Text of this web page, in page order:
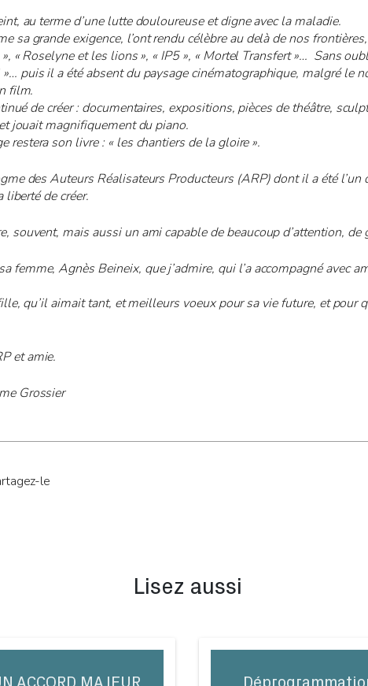
au terme d’une lutte douloureuse et digne avec la maladie.
sa grande exigence, l’ont rendu célèbre au delà de nos
« Roselyne et les lions », « IP5 », « Mortel Transfert »… Sans
puis il a été absent du paysage cinématographique, malgré le
film.
de créer : documentaires, expositions, pièces de théâtre,
jouait magnifiquement du piano.
restera son livre : « les chantiers de la gloire ».
des Auteurs Réalisateurs Producteurs (ARP) dont il a été l’un
liberté de créer.
souvent, mais aussi un ami capable de beaucoup d’attention, de
femme, Agnès Beineix, que j’admire, qui l’a accompagné avec
qu’il aimait tant, et meilleurs voeux pour sa vie future, et pour
et amie.
Grossier
le
Lisez aussi
ACCORD MAJEUR